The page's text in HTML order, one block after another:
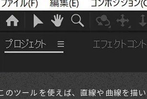
のツールを使えば、直線や曲線を描